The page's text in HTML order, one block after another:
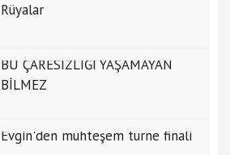
Rüyalar
BU ÇARESİZLİĞİ YAŞAMAYAN
BİLMEZ
Evgin'den muhteşem turne finali